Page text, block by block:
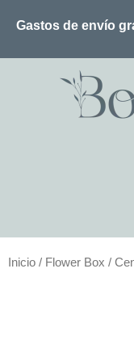
Gastos de envío
Inicio / Flower Box /